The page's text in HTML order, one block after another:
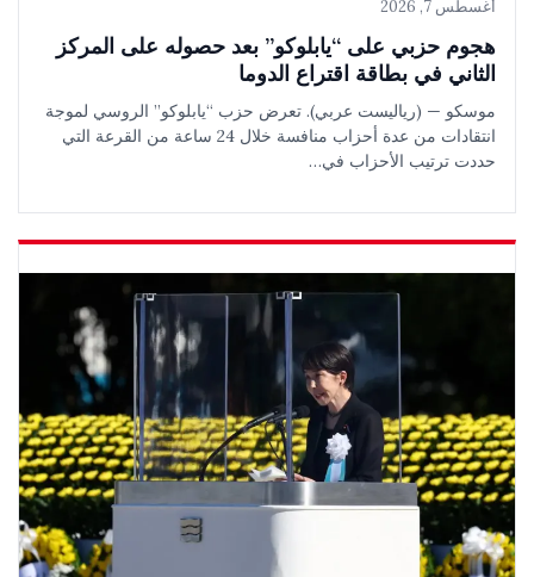
أغسطس 7, 2026
هجوم حزبي على “يابلوكو” بعد حصوله على المركز
الثاني في بطاقة اقتراع الدوما
موسكو — (رياليست عربي). تعرض حزب “يابلوكو” الروسي لموجة
انتقادات من عدة أحزاب منافسة خلال 24 ساعة من القرعة التي
حددت ترتيب الأحزاب في…